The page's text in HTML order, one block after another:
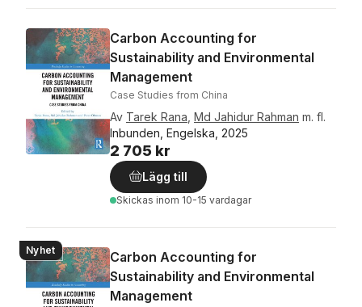
Carbon Accounting for
Sustainability and Environmental
Management
Case Studies from China
Av Tarek Rana Md Jahidur Rahman m. fl.
Inbunden, Engelska, 2025
2 705 kr
Lägg till
Skickas inom 10-15 vardagar
Nyhet
Carbon Accounting for
Sustainability and Environmental
Management